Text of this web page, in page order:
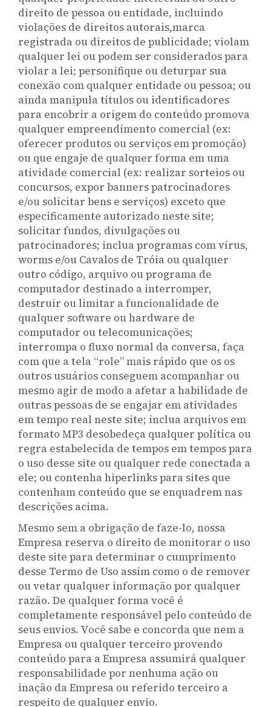
direito de pessoa ou entidade, incluindo
violações de direitos autorais,marca
registrada ou direitos de publicidade; violam
qualquer lei ou podem ser considerados para
violar a lei; personifique ou deturpar sua
conexão com qualquer entidade ou pessoa; ou
ainda manipula títulos ou identificadores
para encobrir a origem do conteúdo promova
qualquer empreendimento comercial (ex:
oferecer produtos ou serviços em promoção)
ou que engaje de qualquer forma em uma
atividade comercial (ex: realizar sorteios ou
concursos, expor banners patrocinadores
e/ou solicitar bens e serviços) exceto que
especificamente autorizado neste site;
solicitar fundos, divulgações ou
patrocinadores; inclua programas com vírus,
worms e/ou Cavalos de Tróia ou qualquer
outro código, arquivo ou programa de
computador destinado a interromper,
destruir ou limitar a funcionalidade de
qualquer software ou hardware de
computador ou telecomunicações;
interrompa o fluxo normal da conversa, faça
com que a tela “role” mais rápido que os os
outros usuários conseguem acompanhar ou
mesmo agir de modo a afetar a habilidade de
outras pessoas de se engajar em atividades
em tempo real neste site; inclua arquivos em
formato MP3 desobedeça qualquer política ou
regra estabelecida de tempos em tempos para
o uso desse site ou qualquer rede conectada a
ele; ou contenha hiperlinks para sites que
contenham conteúdo que se enquadrem nas
descrições acima.
Mesmo sem a obrigação de faze-lo, nossa
Empresa reserva o direito de monitorar o uso
deste site para determinar o cumprimento
desse Termo de Uso assim como o de remover
ou vetar qualquer informação por qualquer
razão. De qualquer forma você é
completamente responsável pelo conteúdo de
seus envios. Você sabe e concorda que nem a
Empresa ou qualquer terceiro provendo
conteúdo para a Empresa assumirá qualquer
responsabilidade por nenhuma ação ou
inação da Empresa ou referido terceiro a
respeito de qualquer envio.